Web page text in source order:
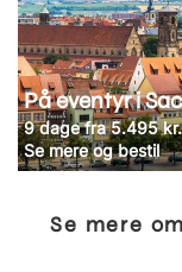
På eventyr i
9 dage fra 5.495 kr.
Se mere og bestil
Se mere